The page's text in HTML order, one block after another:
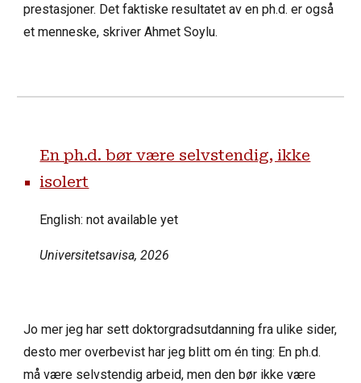
prestasjoner. Det faktiske resultatet av en ph.d. er også
et menneske, skriver Ahmet Soylu.
En ph.d. bør være selvstendig, ikke
isolert
English: not available yet
Universitetsavisa, 2026
Jo mer jeg har sett doktorgradsutdanning fra ulike sider,
desto mer overbevist har jeg blitt om én ting: En ph.d.
må være selvstendig arbeid, men den bør ikke være